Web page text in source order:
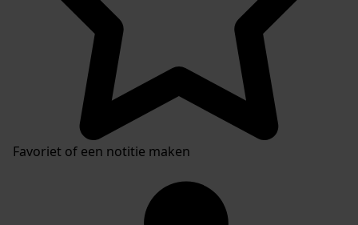
Favoriet of een notitie maken